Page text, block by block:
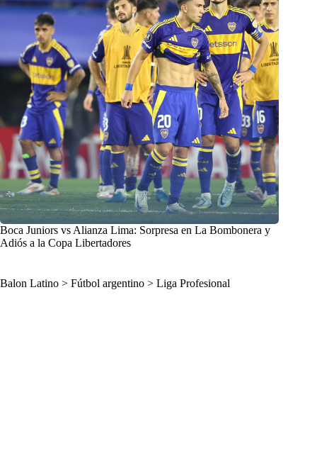
Boca Juniors vs Alianza Lima: Sorpresa en La Bombonera y
Adiós a la Copa Libertadores
Balon Latino > Fútbol argentino > Liga Profesional